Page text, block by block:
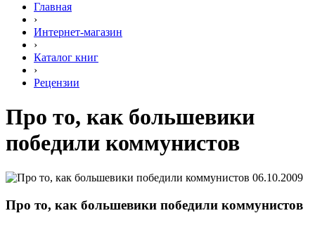
Главная
›
Интернет-магазин
›
Каталог книг
›
Рецензии
Про то, как большевики
победили коммунистов
06.10.2009
Про то, как большевики победили коммунистов